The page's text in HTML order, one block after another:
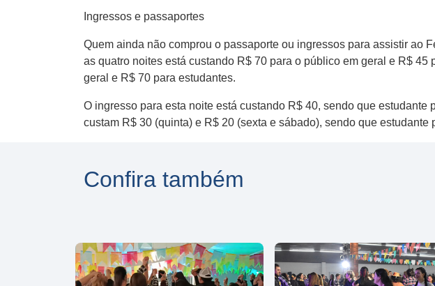
Ingressos e passaportes
Quem ainda não comprou o passaporte ou ingressos para assistir ao
as quatro noites está custando R$ 70 para o público em geral e R$
geral e R$ 70 para estudantes.
O ingresso para esta noite está custando R$ 40, sendo que
custam R$ 30 (quinta) e R$ 20 (sexta e sábado), sendo que
Confira também